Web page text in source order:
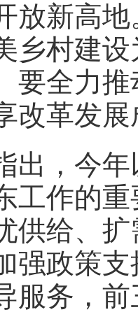
放新高
乡村建
要全力
改革发
出，今
工作的重
供给、
强政策
服务，